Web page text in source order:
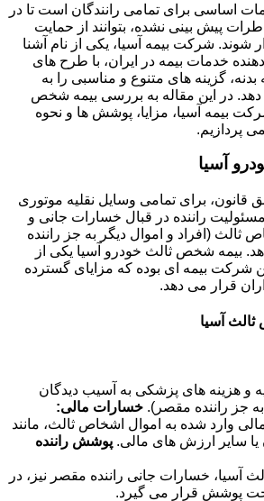
اساسی برای تمامی رانندگان است تا در
پیش بینی نشده، بتوانند از حمایت
شوند. شرکت بیمه آسیا، یکی از نام آشنا
خدمات بیمه در ایران، با طرح های
گزینه های متنوع و مناسبی را به
دهد. در این مقاله به بررسی بیمه شخص
بیمه آسیا، مزایا، پوشش ها و نحوه
پردازیم.
آسیا
برای تمامی وسایل نقلیه موتوری
راننده در قبال خسارات جانی و
ثالث (افراد و اموال دیگر به جز راننده
بیمه شخص ثالث خودرو آسیا یکی از
شرکت بیمه ای بوده که مزایای گسترده
قرار می دهد.
آسیا
و هزینه های پزشکی به آسیب دیدگان
جز راننده مقصر). خسارات مالی:
وارد شده به اموال اشخاص ثالث، مانند
یا سایر ارزش های مالی. پوشش راننده
آسیا، خسارات جانی راننده مقصر نیز، در
پوشش قرار می گیرد.